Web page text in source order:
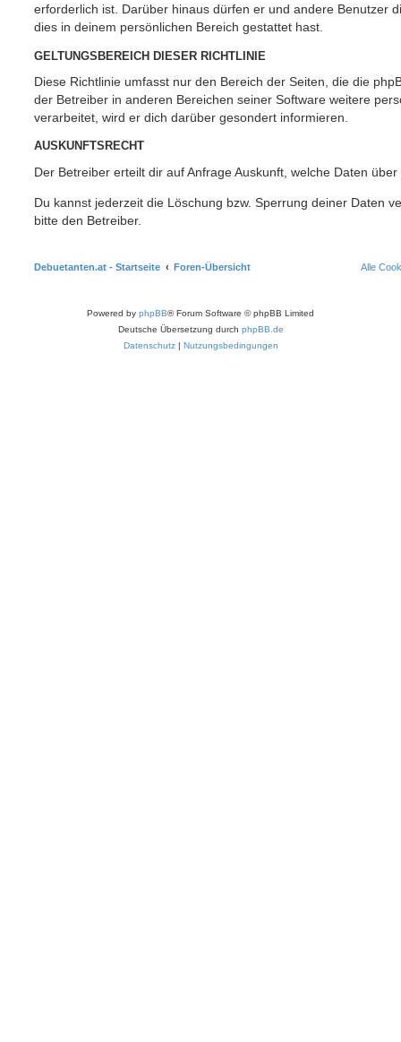
erforderlich ist. Darüber hinaus dürfen er und andere Benutzer
dies in deinem persönlichen Bereich gestattet hast.
GELTUNGSBEREICH DIESER RICHTLINIE
Diese Richtlinie umfasst nur den Bereich der Seiten, die die
der Betreiber in anderen Bereichen seiner Software weitere
verarbeitet, wird er dich darüber gesondert informieren.
AUSKUNFTSRECHT
Der Betreiber erteilt dir auf Anfrage Auskunft, welche Daten
Du kannst jederzeit die Löschung bzw. Sperrung deiner Daten
bitte den Betreiber.
Debuetanten.at - Startseite Foren-Übersicht Alle
Powered by phpBB® Forum Software © phpBB Limited
Deutsche Übersetzung durch phpBB.de
Datenschutz| Nutzungsbedingungen